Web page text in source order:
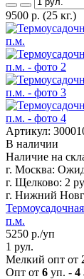
9500 р. (25 кг.)
Артикул:
В наличии
Наличие на
г. Москва:
г. Щелково: 2
г. Нижний
п.м.
5250 р./уп
1 рул.
Мелкий опт от
Опт от 6 уп. - 4